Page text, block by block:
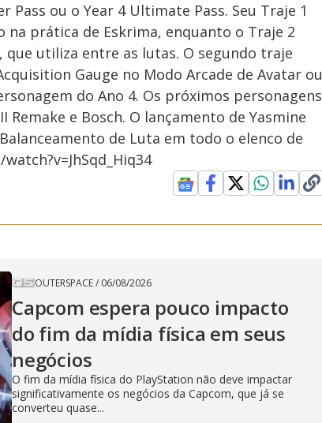
ou o Year 4 Ultimate Pass. Seu Traje 1
prática de Eskrima, enquanto o Traje 2
utiliza entre as lutas. O segundo traje
Gauge no Modo Arcade de Avatar ou
do Ano 4. Os próximos personagens
e Bosch. O lançamento de Yasmine
de Luta em todo o elenco de
OUTERSPACE/ 06/08/2026
Capcom espera pouco impacto
do fim da mídia física em seus
negócios
O fim da mídia física do PlayStation não deve impactar
significativamente os negócios da Capcom, que já se
converteu quase...